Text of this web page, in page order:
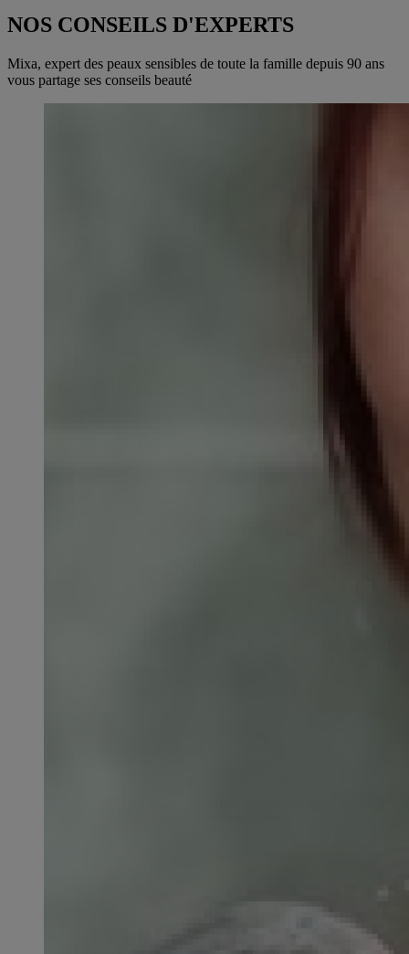
NOS CONSEILS D'EXPERTS
Mixa, expert des peaux sensibles de toute la famille depuis 90 ans
vous partage ses conseils beauté